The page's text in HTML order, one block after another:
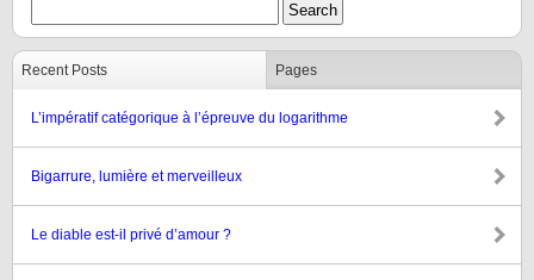
Recent Posts Pages
L’impératif catégorique à l’épreuve du logarithme
Bigarrure, lumière et merveilleux
Le diable est-il privé d’amour ?